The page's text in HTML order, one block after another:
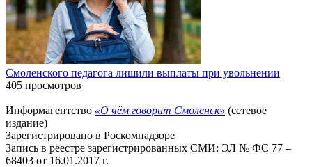
Смоленского педагога лишили выплаты при увольнении
405 просмотров
Информагентство «О чём говорит Смоленск» (сетевое
издание)
Зарегистрировано в Роскомнадзоре
Запись в реестре зарегистрированных СМИ: ЭЛ № ФС 77 –
68403 от 16.01.2017 г.